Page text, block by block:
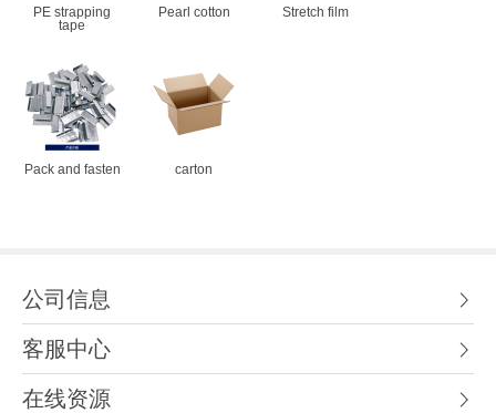
PE strapping
tape
Pearl cotton Stretch film
Pack and fasten carton
公司信息
客服中心
在线资源